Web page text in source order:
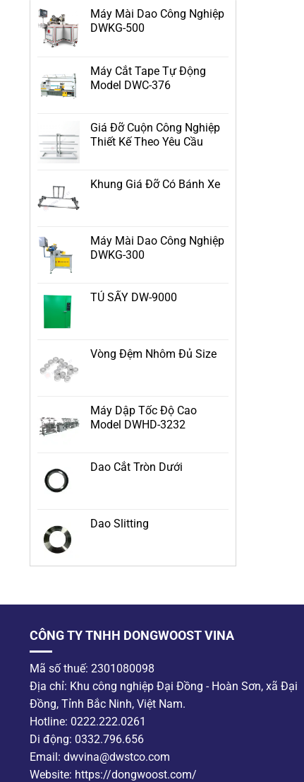
Máy Mài Dao Công Nghiệp
DWKG-500
Máy Cắt Tape Tự Động
Model DWC-376
Giá Đỡ Cuộn Công Nghiệp
Thiết Kế Theo Yêu Cầu
Khung Giá Đỡ Có Bánh Xe
Máy Mài Dao Công Nghiệp
DWKG-300
TỦ SẤY DW-9000
Vòng Đệm Nhôm Đủ Size
Máy Dập Tốc Độ Cao
Model DWHD-3232
Dao Cắt Tròn Dưới
Dao Slitting
CÔNG TY TNHH DONGWOOST VINA
Mã số thuế: 2301080098
Địa chỉ: Khu công nghiệp Đại Đồng - Hoàn Sơn, xã Đại
Đồng, Tỉnh Bắc Ninh, Việt Nam.
Hotline: 0222.222.0261
Di động: 0332.796.656
Email: dwvina@dwstco.com
Website: https://dongwoost.com/